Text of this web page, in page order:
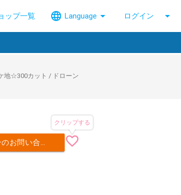
ップ一覧 language Language arrow_drop_down ログイン arrow_drop_down
地☆300カット / ドローン
問い合わせ favorite_border
クリップする